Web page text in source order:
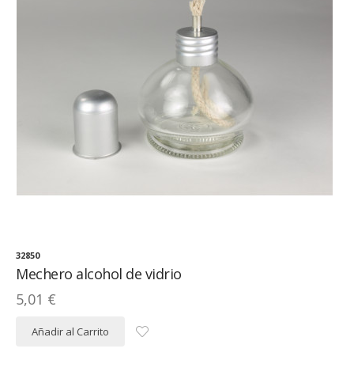
32850
Mechero alcohol de vidrio
5,01 €
Añadir al Carrito